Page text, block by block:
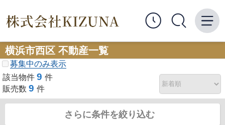
横浜市西区 不動産一覧
募集中のみ表示
該当物件 9 件
販売数 9 件
さらに条件を絞り込む